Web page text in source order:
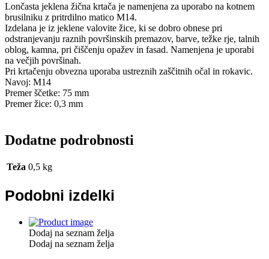
Lončasta jeklena žična krtača je namenjena za uporabo na kotnem
brusilniku z pritrdilno matico M14.
Izdelana je iz jeklene valovite žice, ki se dobro obnese pri
odstranjevanju raznih površinskih premazov, barve, težke rje, talnih
oblog, kamna, pri čiščenju opažev in fasad. Namenjena je uporabi
na večjih površinah.
Pri krtačenju obvezna uporaba ustreznih zaščitnih očal in rokavic.
Navoj: M14
Premer ščetke: 75 mm
Premer žice: 0,3 mm
Dodatne podrobnosti
Teža 0,5 kg
Podobni izdelki
Dodaj na seznam želja
Dodaj na seznam želja